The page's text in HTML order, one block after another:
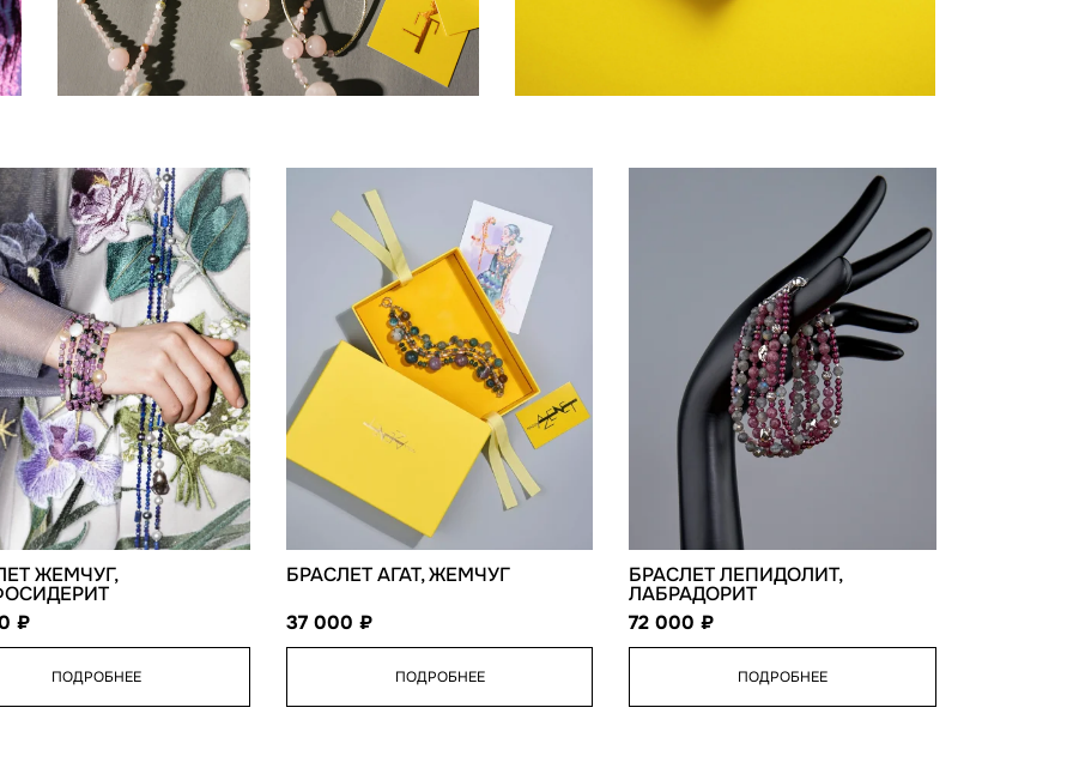
ЖЕМЧУГ,
ПОДРОБНЕЕ
БРАСЛЕТ АГАТ, ЖЕМЧУГ
37 000
ПОДРОБНЕЕ
БРАСЛЕТ ЛЕПИДОЛИТ,
ЛАБРАДОРИТ
72 000
ПОДРОБНЕЕ